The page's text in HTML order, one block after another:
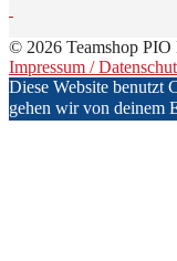
© 2026 Teamshop PIO
Impressum /
Diese Website benutzt
gehen wir von deinem